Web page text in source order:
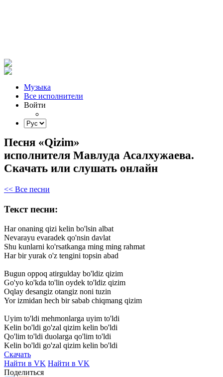
Музыка
Все исполнители
Войти
Песня «Qizim»
исполнителя Мавлуда Асалхужаева.
Скачать или слушать онлайн
<< Все песни
Текст песни:
Har onaning qizi kelin bo'lsin albat
Nevarayu evaradek qo'nsin davlat
Shu kunlarni ko'rsatkanga ming ming rahmat
Har bir yurak o'z tengini topsin abad
Bugun oppoq atirgulday bo'ldiz qizim
Go'yo ko'kda to'lin oydek to'ldiz qizim
Oqlay desangiz otangiz noni tuzin
Yor izmidan hech bir sabab chiqmang qizim
Uyim to'ldi mehmonlarga uyim to'ldi
Kelin bo'ldi go'zal qizim kelin bo'ldi
Qo'lim to'ldi duolarga qo'lim to'ldi
Kelin bo'ldi go'zal qizim kelin bo'ldi
Скачать
Найти в VK Найти в VK
Поделиться